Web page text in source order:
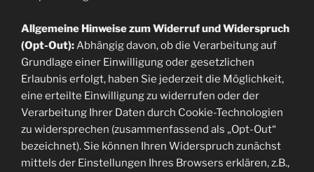
Allgemeine Hinweise zum Widerruf und Widerspruch
(Opt-Out): Abhängig davon, ob die Verarbeitung auf
Grundlage einer Einwilligung oder gesetzlichen
Erlaubnis erfolgt, haben Sie jederzeit die Möglichkeit,
eine erteilte Einwilligung zu widerrufen oder der
Verarbeitung Ihrer Daten durch Cookie-Technologien
zu widersprechen (zusammenfassend als „Opt-Out“
bezeichnet). Sie können Ihren Widerspruch zunächst
mittels der Einstellungen Ihres Browsers erklären, z.B.,